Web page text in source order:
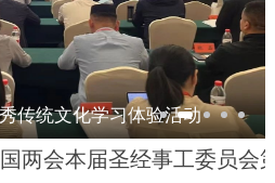
传统文化学习体验活动
两会本届圣经事工委员会